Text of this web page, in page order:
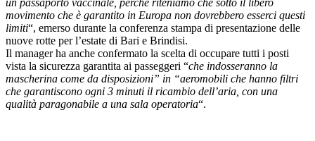
un passaporto vaccinale, perché riteniamo che sotto il libero
movimento che è garantito in Europa non dovrebbero esserci questi
limiti“, emerso durante la conferenza stampa di presentazione delle
nuove rotte per l’estate di Bari e Brindisi.
Il manager ha anche confermato la scelta di occupare tutti i posti
vista la sicurezza garantita ai passeggeri “che indosseranno la
mascherina come da disposizioni” in “aeromobili che hanno filtri
che garantiscono ogni 3 minuti il ricambio dell’aria, con una
qualità paragonabile a una sala operatoria“.